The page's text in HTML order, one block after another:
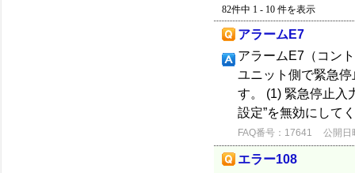
82件中 1 - 10 件を表示
アラームE7
アラームE7（コン
ユニット側で緊急
す。 (1) 緊急停止
設定”を無効にして
FAQ番号：17641 公開日
エラー108